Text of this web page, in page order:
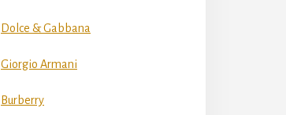
Dolce & Gabbana
Giorgio Armani
Burberry